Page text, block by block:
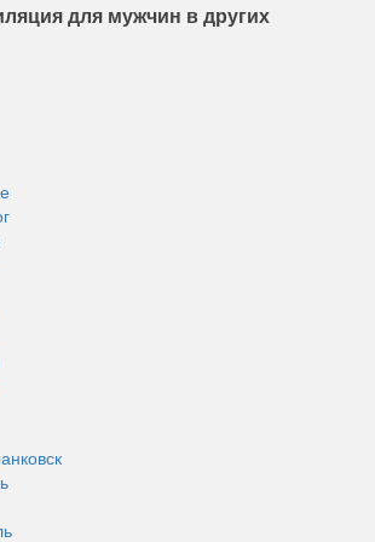
для мужчин в других